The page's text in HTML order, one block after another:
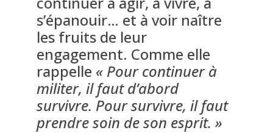
s’épanouir… et à voir naître
les fruits de leur
engagement. Comme elle
rappelle « Pour continuer à
militer, il faut d’abord
survivre. Pour survivre, il faut
prendre soin de son esprit. »